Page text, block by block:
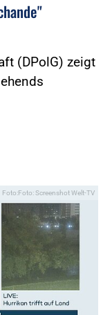
(DPolG) zeigt
Foto:Foto: Screenshot Welt-TV